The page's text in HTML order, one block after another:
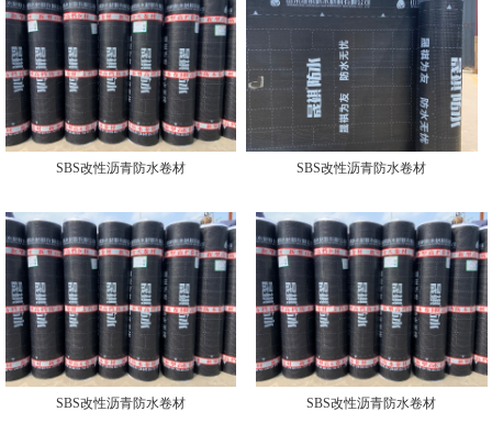
SBS改性沥青防水卷材 SBS改性沥青防水卷材
SBS改性沥青防水卷材 SBS改性沥青防水卷材